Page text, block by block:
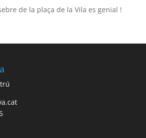
de la plaça de la Vila es genial !